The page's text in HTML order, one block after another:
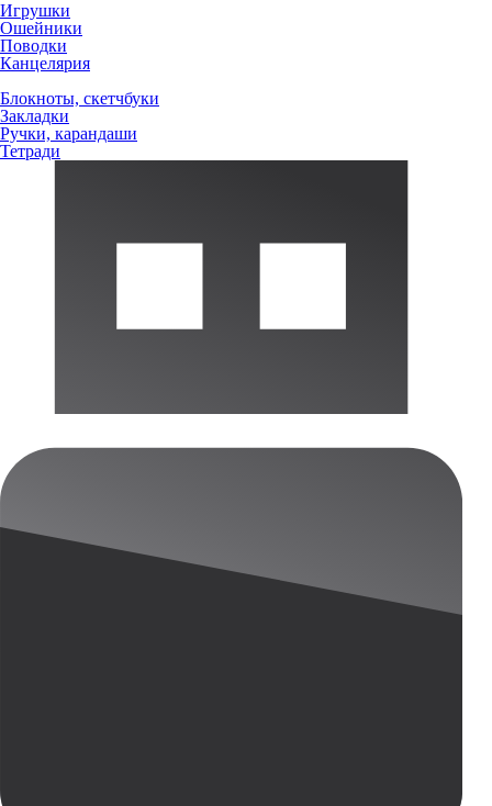
Игрушки
Ошейники
Поводки
Канцелярия
Блокноты, скетчбуки
Закладки
Ручки, карандаши
Тетради